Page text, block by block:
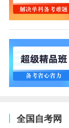
全国自考网